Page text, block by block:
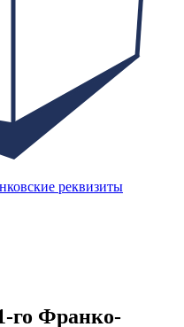
реквизиты
го Франко-